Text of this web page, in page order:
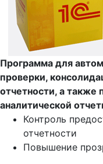
Программа для
проверки,
отчетности, а также
аналитической
Контроль
отчетности
Повышение